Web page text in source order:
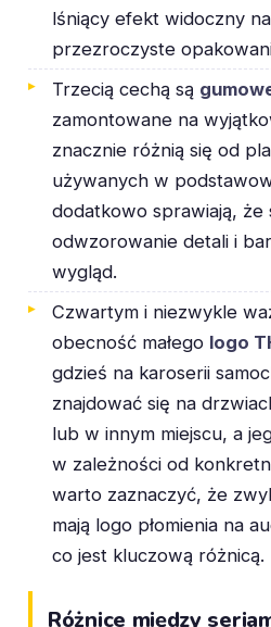
lśniący efekt widoczny
przezroczyste
Trzecią cechą są
zamontowane na
znacznie różnią się od
używanych w
dodatkowo sprawiają, że
odwzorowanie detali i
wygląd.
Czwartym i niezwykle
obecność małego logo
gdzieś na karoserii
znajdować się na
lub w innym miejscu, a
w zależności od
warto zaznaczyć, że
mają logo płomienia na
co jest kluczową różnicą.
Różnice między